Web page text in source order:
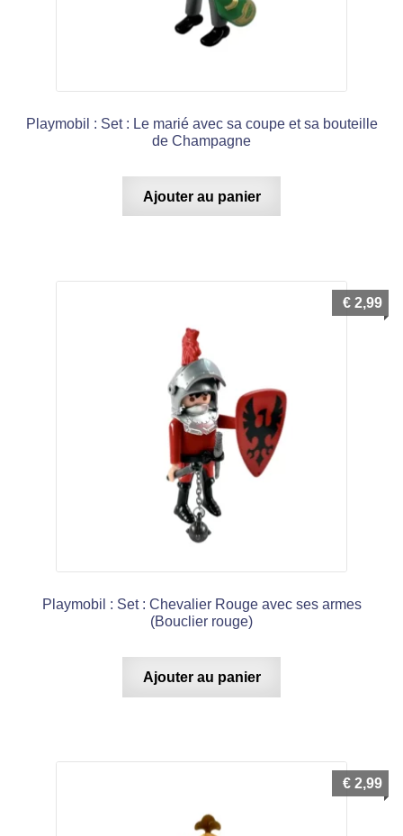
Playmobil : Set : Le marié avec sa coupe et sa bouteille
de Champagne
Ajouter au panier
Playmobil : Set : Chevalier Rouge avec ses armes
(Bouclier rouge)
€ 2,99
Ajouter au panier
€ 2,99